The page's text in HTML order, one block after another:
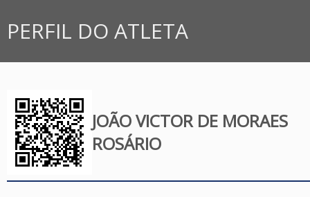
PERFIL DO ATLETA
JOÃO VICTOR DE MORAES
ROSÁRIO